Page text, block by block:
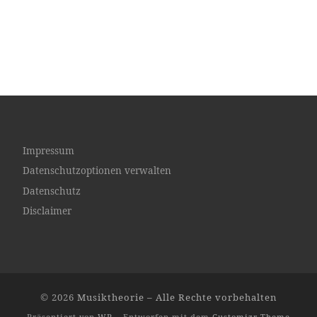
Impressum
Datenschutzoptionen verwalten
Datenschutz
Disclaimer
© 2026 Musiktheorie – Alle Rechte vorbehalten